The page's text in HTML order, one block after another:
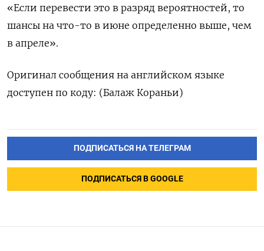
«Если перевести это в разряд вероятностей, то
шансы на что-то в июне определенно выше, чем
в апреле».
Оригинал сообщения на английском языке
доступен по коду: (Балаж Кораньи)
ПОДПИСАТЬСЯ НА ТЕЛЕГРАМ
ПОДПИСАТЬСЯ В GOOGLE